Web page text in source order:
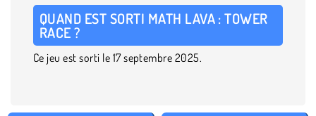
QUAND EST SORTI MATH LAVA : TOWER
RACE ?
Ce jeu est sorti le 17 septembre 2025.